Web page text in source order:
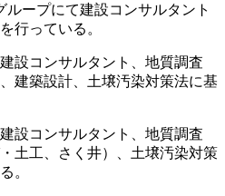
ープにて建設コンサルタント
行っている。
設コンサルタント、地質調査
建築設計、土壌汚染対策法に基
設コンサルタント、地質調査
土工、さく井）、土壌汚染対策
。